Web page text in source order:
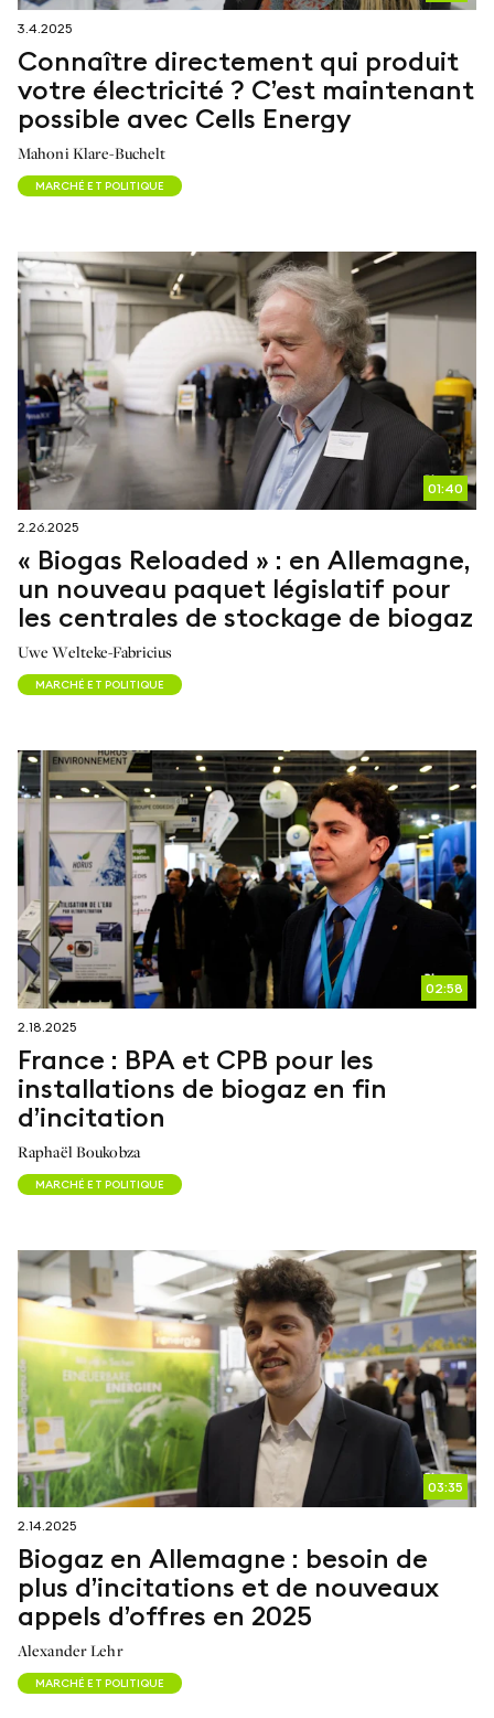
3.4.2025
Connaître directement qui produit
votre électricité ? C’est maintenant
possible avec Cells Energy
Mahoni Klare-Buchelt
MARCHÉ ET POLITIQUE
01:40
2.26.2025
« Biogas Reloaded » : en Allemagne,
un nouveau paquet législatif pour
les centrales de stockage de biogaz
Uwe Welteke-Fabricius
MARCHÉ ET POLITIQUE
02:58
2.18.2025
France : BPA et CPB pour les
installations de biogaz en fin
d’incitation
Raphaël Boukobza
MARCHÉ ET POLITIQUE
03:35
2.14.2025
Biogaz en Allemagne : besoin de
plus d’incitations et de nouveaux
appels d’offres en 2025
Alexander Lehr
MARCHÉ ET POLITIQUE